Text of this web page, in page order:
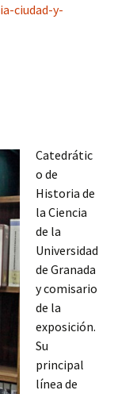
ciudad-y-
Catedrátic
o de
Historia de
la Ciencia
de la
Universidad
de Granada
y comisario
de la
exposición.
Su
principal
línea de